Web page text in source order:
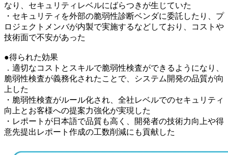
なり、セキュリティレベルにばらつきが生じていた
・セキュリティを外部の脆弱性診断ベンダに委託したり、プ
ロジェクトメンバが内製で実施するなどしており、コストや
技術面で不安があった
●得られた効果
．適切なコストとスキルで脆弱性検査ができるようになり、
脆弱性検査が義務化されたことで、システム開発の品質が向
上した
・脆弱性検査がルール化され、全社レベルでのセキュリティ
向上とお客様への提案力強化が実現した
・レポートが日本語で品質も高く、開発者の技術力向上や得
意先提出レポート作成の工数削減にも貢献した